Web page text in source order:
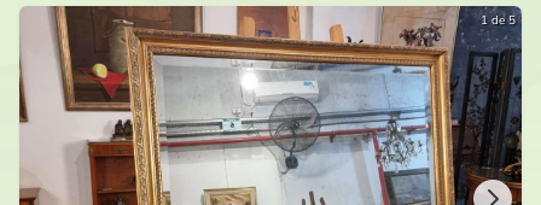
290.000 ARS por
Paula182
hace 27 días
280.000 ARS por Ina
hace 27 días
270.000 ARS por
Coco Suardi
1 de 5